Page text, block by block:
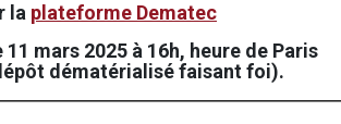
la plateforme Dematec
mars 2025 à 16h, heure de Paris
dématérialisé faisant foi).